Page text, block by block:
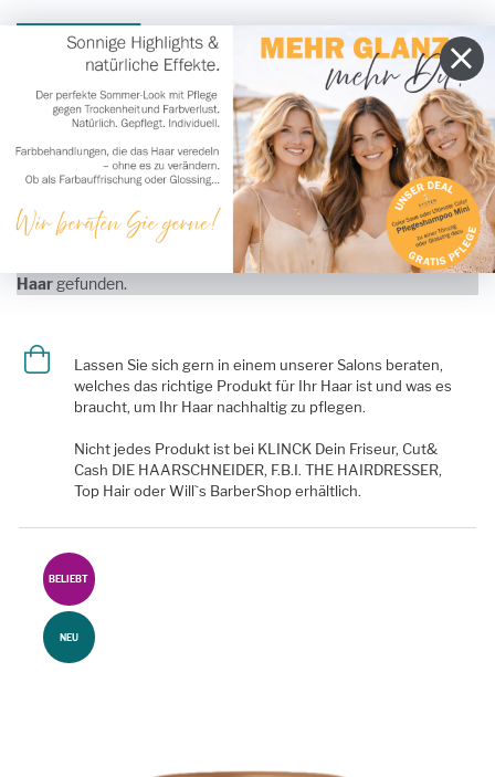
Strapaziertes Haar
Produktfilter
41 Ergebnissemit
Haartyp: Strapaziertes
Haar gefunden.
Lassen Sie sich gern in einem unserer Salons beraten,
welches das richtige Produkt für Ihr Haar ist und was es
braucht, um Ihr Haar nachhaltig zu pflegen.
Nicht jedes Produkt ist bei KLINCK Dein Friseur, Cut&
Cash DIE HAARSCHNEIDER, F.B.I. THE HAIRDRESSER,
Top Hair oder Will`s BarberShop erhältlich.
BELIEBT
NEU